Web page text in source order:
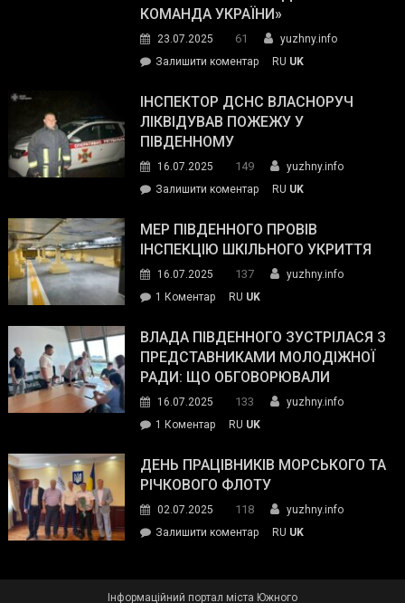
резерву
гуманітарну
допомогу
КОМАНДА УКРАЇНИ»
23.07.2025 61
yuzhny.info
Залишити коментарon
провів
нараду
силових
та
органів:
«Наш
спільний
окупанти.
Маємо
діяти
команда
RU UK
ІНСПЕКТОР ДСНС ВЛАСНОРУЧ
ЛІКВІДУВАВ ПОЖЕЖУ У
ПІВДЕННОМУ
16.07.2025 149
yuzhny.info
Залишити коментарon
ДСНС
власноруч
пожежу
у
RU UK
МЕР ПІВДЕННОГО ПРОВІВ
ІНСПЕКЦІЮ ШКІЛЬНОГО УКРИТТЯ
16.07.2025 137
yuzhny.info
1 Коментардо
Південного
провів
інспекцію
укриття
RU UK
ВЛАДА ПІВДЕННОГО ЗУСТРІЛАСЯ З
ПРЕДСТАВНИКАМИ МОЛОДІЖНОЇ
РАДИ: ЩО ОБГОВОРЮВАЛИ
16.07.2025 133
yuzhny.info
1 Коментардо
Південного
зустрілася
представниками
молодіжної
обговорювали
RU UK
ДЕНЬ ПРАЦІВНИКІВ МОРСЬКОГО ТА
РІЧКОВОГО ФЛОТУ
02.07.2025 118
yuzhny.info
Залишити коментарon
RU UK
Інформаційний портал міста Южного